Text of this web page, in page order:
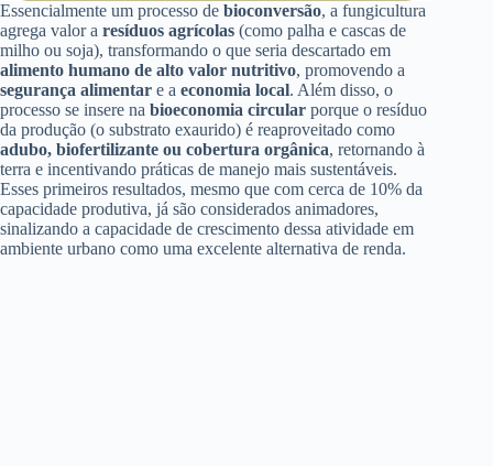
Essencialmente um processo de bioconversão, a fungicultura
agrega valor a resíduos agrícolas (como palha e cascas de
milho ou soja), transformando o que seria descartado em
alimento humano de alto valor nutritivo, promovendo a
segurança alimentar e a economia local. Além disso, o
processo se insere na bioeconomia circular porque o resíduo
da produção (o substrato exaurido) é reaproveitado como
adubo, biofertilizante ou cobertura orgânica, retornando à
terra e incentivando práticas de manejo mais sustentáveis.
Esses primeiros resultados, mesmo que com cerca de 10% da
capacidade produtiva, já são considerados animadores,
sinalizando a capacidade de crescimento dessa atividade em
ambiente urbano como uma excelente alternativa de renda.